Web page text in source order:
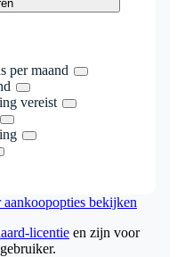
per maand
vereist
aankoopopties bekijken
licentie en zijn voor